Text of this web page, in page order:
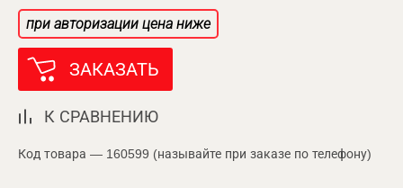
при авторизации цена ниже
ЗАКАЗАТЬ
К СРАВНЕНИЮ
Код товара — 160599 (называйте при заказе по телефону)